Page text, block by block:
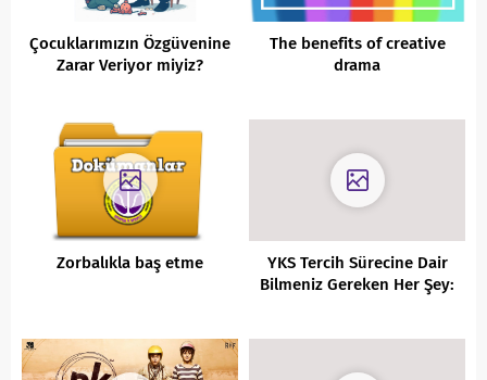
Çocuklarımızın Özgüvenine
Zarar Veriyor miyiz?
The benefits of creative
drama
Zorbalıkla baş etme
YKS Tercih Sürecine Dair
Bilmeniz Gereken Her Şey: